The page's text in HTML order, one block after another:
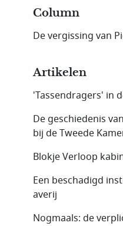
Column
De vergissing van
Artikelen
'Tassendragers' in
De geschiedenis
bij de Tweede
Blokje Verloop
Een beschadigd
averij
Nogmaals: de